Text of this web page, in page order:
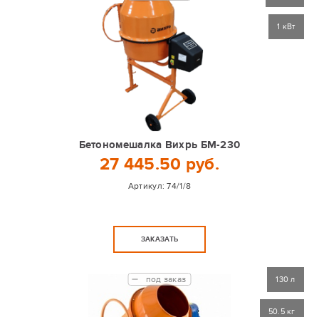
Бетономешалка Вихрь БМ-230
27 445.50 руб.
Артикул:74/1/8
ЗАКАЗАТЬ
1 кВт
под заказ 130 л
50.5 кг